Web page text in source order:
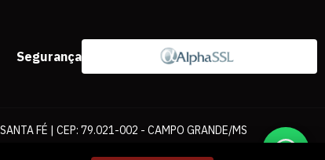
Segurança
FÉ | CEP: 79.021-002 - CAMPO GRANDE/MS